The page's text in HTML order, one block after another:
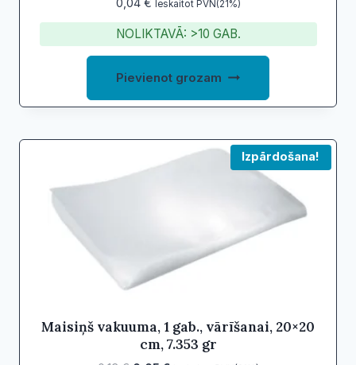
0,04 € Ieskaitot PVN(21%)
NOLIKTAVĀ: >10 GAB.
Pievienot grozam
Izpārdošana!
Maisiņš vakuuma, 1 gab., vārīšanai, 20×20
cm, 7.353 gr